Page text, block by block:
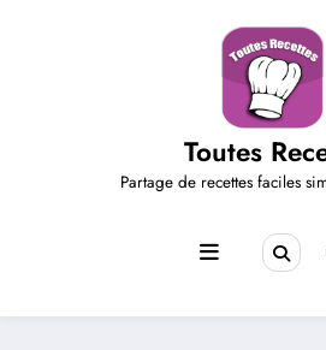
Toutes
Partage de recettes faciles